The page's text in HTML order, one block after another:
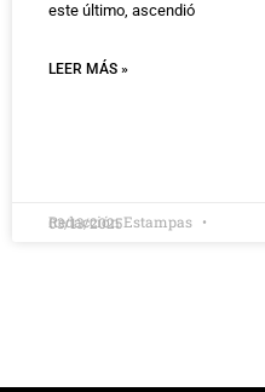
este último, ascendió
LEER MÁS »
Redacción Estampas
03/13/2025